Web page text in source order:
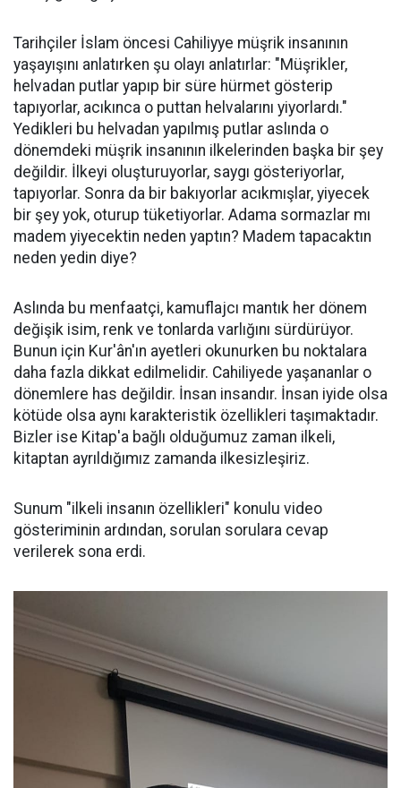
Tarihçiler İslam öncesi Cahiliyye müşrik insanının
yaşayışını anlatırken şu olayı anlatırlar: "Müşrikler,
helvadan putlar yapıp bir süre hürmet gösterip
tapıyorlar, acıkınca o puttan helvalarını yiyorlardı."
Yedikleri bu helvadan yapılmış putlar aslında o
dönemdeki müşrik insanının ilkelerinden başka bir şey
değildir. İlkeyi oluşturuyorlar, saygı gösteriyorlar,
tapıyorlar. Sonra da bir bakıyorlar acıkmışlar, yiyecek
bir şey yok, oturup tüketiyorlar. Adama sormazlar mı
madem yiyecektin neden yaptın? Madem tapacaktın
neden yedin diye?
Aslında bu menfaatçi, kamuflajcı mantık her dönem
değişik isim, renk ve tonlarda varlığını sürdürüyor.
Bunun için Kur'ân'ın ayetleri okunurken bu noktalara
daha fazla dikkat edilmelidir. Cahiliyede yaşananlar o
dönemlere has değildir. İnsan insandır. İnsan iyide olsa
kötüde olsa aynı karakteristik özellikleri taşımaktadır.
Bizler ise Kitap'a bağlı olduğumuz zaman ilkeli,
kitaptan ayrıldığımız zamanda ilkesizleşiriz.
Sunum "ilkeli insanın özellikleri" konulu video
gösteriminin ardından, sorulan sorulara cevap
verilerek sona erdi.